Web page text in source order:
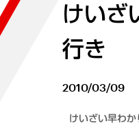
けいざ
行き
2010/03/09
けいざい早わか